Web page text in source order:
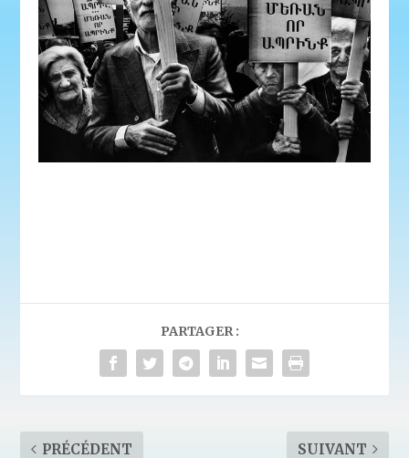
PARTAGER :
PRÉCÉDENT SUIVANT